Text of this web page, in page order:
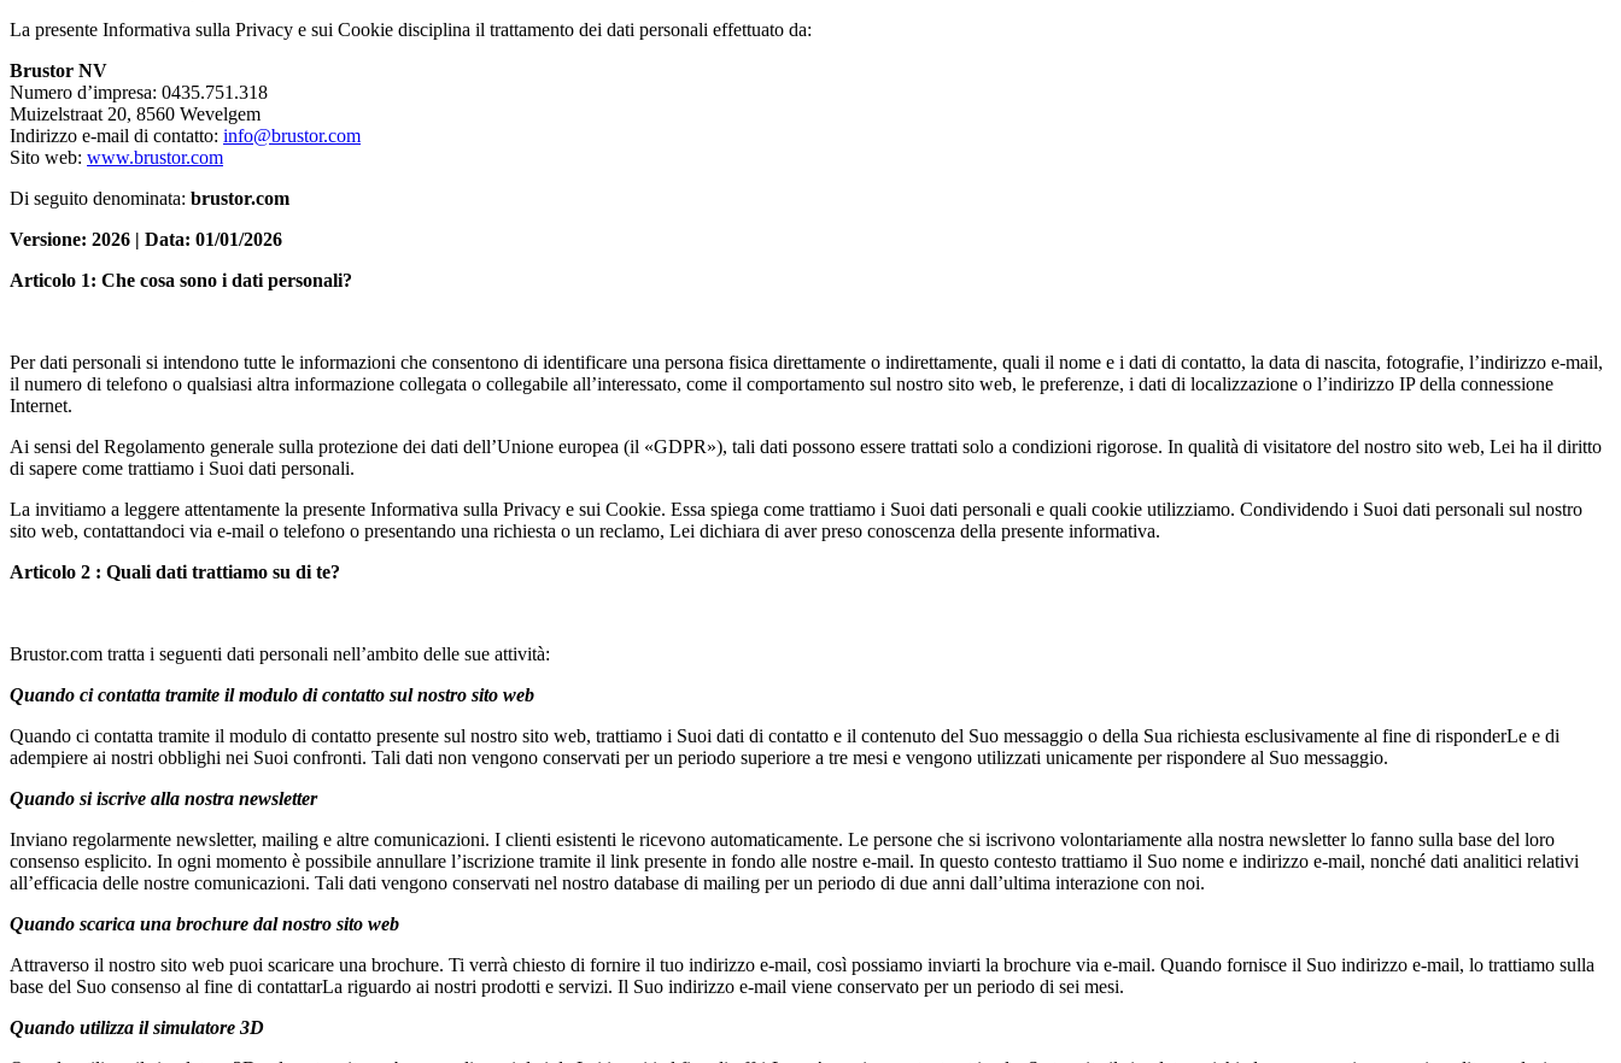
La presente Informativa sulla Privacy e sui Cookie disciplina il trattamento dei dati personali effettuato da:
Brustor NV
Numero d’impresa: 0435.751.318
Muizelstraat 20, 8560 Wevelgem
Indirizzo e-mail di contatto: info@brustor.com
Sito web: www.brustor.com
Di seguito denominata: brustor.com
Versione: 2026 | Data: 01/01/2026
Articolo 1: Che cosa sono i dati personali?
Per dati personali si intendono tutte le informazioni che consentono di identificare una persona fisica direttamente o indirettamente, quali il nome e i dati di contatto, la data di nascita, fotografie, l’indirizzo e-mail,
il numero di telefono o qualsiasi altra informazione collegata o collegabile all’interessato, come il comportamento sul nostro sito web, le preferenze, i dati di localizzazione o l’indirizzo IP della connessione
Internet.
Ai sensi del Regolamento generale sulla protezione dei dati dell’Unione europea (il «GDPR»), tali dati possono essere trattati solo a condizioni rigorose. In qualità di visitatore del nostro sito web, Lei ha il diritto
di sapere come trattiamo i Suoi dati personali.
La invitiamo a leggere attentamente la presente Informativa sulla Privacy e sui Cookie. Essa spiega come trattiamo i Suoi dati personali e quali cookie utilizziamo. Condividendo i Suoi dati personali sul nostro
sito web, contattandoci via e-mail o telefono o presentando una richiesta o un reclamo, Lei dichiara di aver preso conoscenza della presente informativa.
Articolo 2 : Quali dati trattiamo su di te?
Brustor.com tratta i seguenti dati personali nell’ambito delle sue attività:
Quando ci contatta tramite il modulo di contatto sul nostro sito web
Quando ci contatta tramite il modulo di contatto presente sul nostro sito web, trattiamo i Suoi dati di contatto e il contenuto del Suo messaggio o della Sua richiesta esclusivamente al fine di risponderLe e di
adempiere ai nostri obblighi nei Suoi confronti. Tali dati non vengono conservati per un periodo superiore a tre mesi e vengono utilizzati unicamente per rispondere al Suo messaggio.
Quando si iscrive alla nostra newsletter
Inviano regolarmente newsletter, mailing e altre comunicazioni. I clienti esistenti le ricevono automaticamente. Le persone che si iscrivono volontariamente alla nostra newsletter lo fanno sulla base del loro
consenso esplicito. In ogni momento è possibile annullare l’iscrizione tramite il link presente in fondo alle nostre e-mail. In questo contesto trattiamo il Suo nome e indirizzo e-mail, nonché dati analitici relativi
all’efficacia delle nostre comunicazioni. Tali dati vengono conservati nel nostro database di mailing per un periodo di due anni dall’ultima interazione con noi.
Quando scarica una brochure dal nostro sito web
Attraverso il nostro sito web puoi scaricare una brochure. Ti verrà chiesto di fornire il tuo indirizzo e‑mail, così possiamo inviarti la brochure via e‑mail. Quando fornisce il Suo indirizzo e-mail, lo trattiamo sulla
base del Suo consenso al fine di contattarLa riguardo ai nostri prodotti e servizi. Il Suo indirizzo e-mail viene conservato per un periodo di sei mesi.
Quando utilizza il simulatore 3D